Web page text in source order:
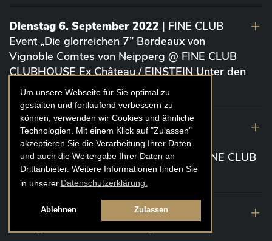
Um unsere Webseite für Sie optimal zu
gestalten und fortlaufend verbessern zu
können, verwenden wir Cookies und ähnliche
Technologien. Mit einem Klick auf "Zulassen"
akzeptieren Sie die Verarbeitung Ihrer Daten
und auch die Weitergabe Ihrer Daten an
Drittanbieter. Weitere Informationen finden Sie
in unserer Datenschutzerklärung.
Ablehnen Zulassen
Dienstag 6. September 2022 | FINE CLUB
Event „Die glorreichen 7” Bordeaux von
Vignoble Comtes von Neipperg @ FINE CLUB
CLUBHOUSE Ex Château / EINSTEIN Unter den
Linden (Berlin)
19. August 2022| FINE CLUB Academy
Caviar „Die glorreichen 7“ Riesling Große
Gewächse von der Mosel aus 2020 @ FINE CLUB
Clubhouse Prunier Cologne (Köln)
29. Juli 2022
| Weinbergwanderung
Weingüter Geheimrat J. Wegeler